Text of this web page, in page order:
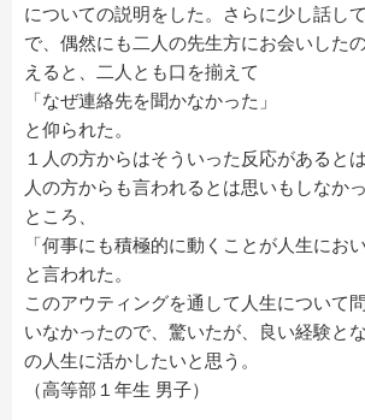
についての説明をした。さらに少し話し
で、偶然にも二人の先生方にお会いした
えると、二人とも口を揃えて
「なぜ連絡先を聞かなかった」
と仰られた。
１人の方からはそういった反応があると
人の方からも言われるとは思いもしなか
ところ、
「何事にも積極的に動くことが人生にお
と言われた。
このアウティングを通して人生について
いなかったので、驚いたが、良い経験と
の人生に活かしたいと思う。
（高等部１年生 男子）